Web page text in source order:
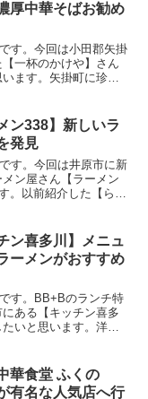
厚中華そばお勧め
す。今回は小田郡矢掛
一杯のかけや】さん
ます。矢掛町に珍し
・。この記事では
さん...
ン338】新しいラ
発見
す。今回は井原市に新
ン屋さん【ラーメン
。以前紹介した【らー
郵便局の裏手になり
...
ン喜多川】メニュ
ーメンがおすすめ
す。BB+Bのランチ特
ある【キッチン喜多
いと思います。洋食&
問です。この記事で
...
華食堂 ふくの
有名な人気店へ行